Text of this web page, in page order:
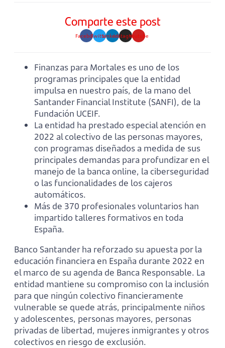
Comparte este post
FacebookTwitterLinkedinInstagramYoutube
Finanzas para Mortales es uno de los
programas principales que la entidad
impulsa en nuestro país, de la mano del
Santander Financial Institute (SANFI), de la
Fundación UCEIF.
La entidad ha prestado especial atención en
2022 al colectivo de las personas mayores,
con programas diseñados a medida de sus
principales demandas para profundizar en el
manejo de la banca online, la ciberseguridad
o las funcionalidades de los cajeros
automáticos.
Más de 370 profesionales voluntarios han
impartido talleres formativos en toda
España.
Banco Santander ha reforzado su apuesta por la
educación financiera en España durante 2022 en
el marco de su agenda de Banca Responsable. La
entidad mantiene su compromiso con la inclusión
para que ningún colectivo financieramente
vulnerable se quede atrás, principalmente niños
y adolescentes, personas mayores, personas
privadas de libertad, mujeres inmigrantes y otros
colectivos en riesgo de exclusión.